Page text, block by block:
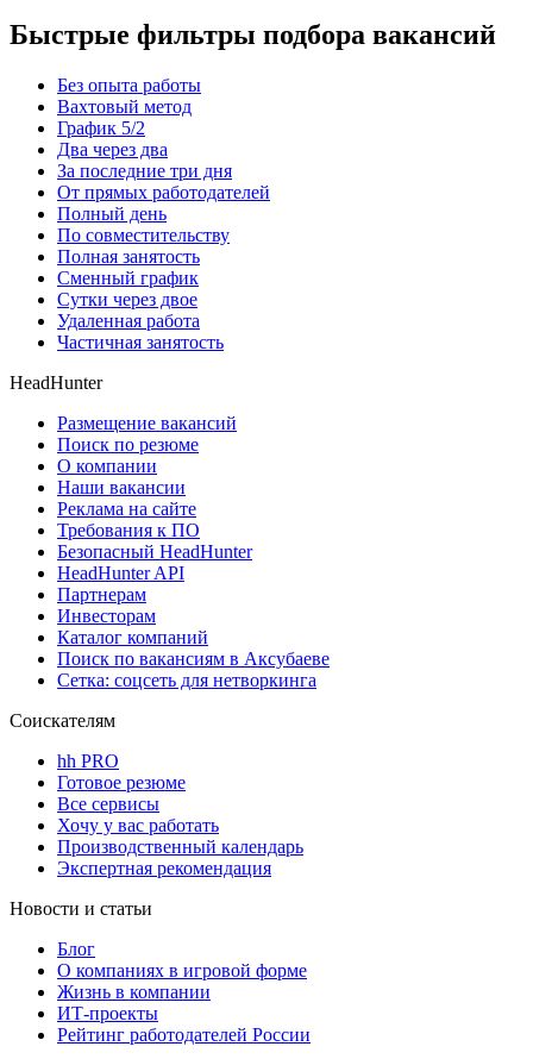
Быстрые фильтры подбора вакансий
Без опыта работы
Вахтовый метод
График 5/2
Два через два
За последние три дня
От прямых работодателей
Полный день
По совместительству
Полная занятость
Сменный график
Сутки через двое
Удаленная работа
Частичная занятость
HeadHunter
Размещение вакансий
Поиск по резюме
О компании
Наши вакансии
Реклама на сайте
Требования к ПО
Безопасный HeadHunter
HeadHunter API
Партнерам
Инвесторам
Каталог компаний
Поиск по вакансиям в Аксубаеве
Сетка: соцсеть для нетворкинга
Соискателям
hh PRO
Готовое резюме
Все сервисы
Хочу у вас работать
Производственный календарь
Экспертная рекомендация
Новости и статьи
Блог
О компаниях в игровой форме
Жизнь в компании
ИТ-проекты
Рейтинг работодателей России